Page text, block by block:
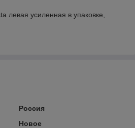
левая усиленная в упаковке,
Россия
Новое